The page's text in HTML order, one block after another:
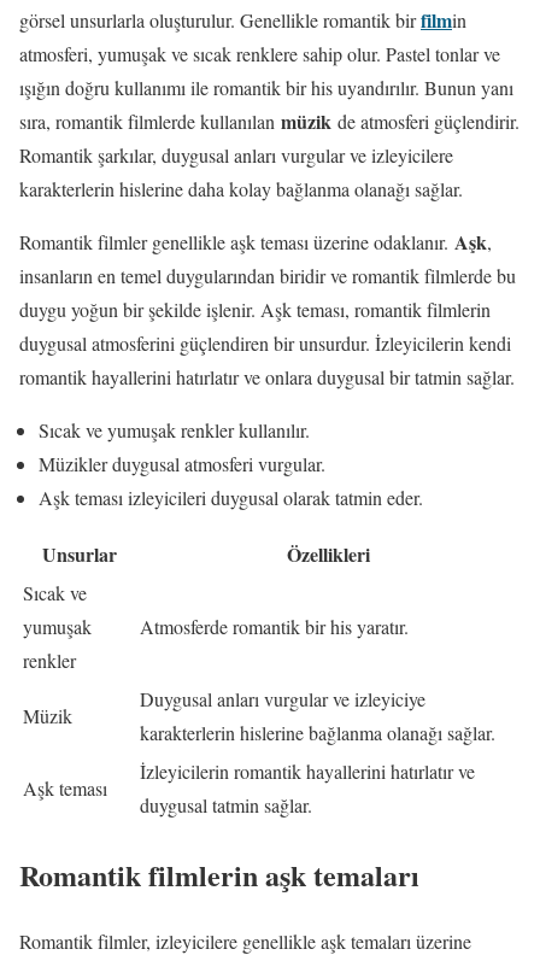
görsel unsurlarla oluşturulur. Genellikle romantik birfilmin
atmosferi, yumuşak ve sıcak renklere sahip olur. Pastel tonlar ve
ışığın doğru kullanımı ile romantik bir his uyandırılır. Bunun yanı
sıra, romantik filmlerde kullanılan müzik de atmosferi güçlendirir.
Romantik şarkılar, duygusal anları vurgular ve izleyicilere
karakterlerin hislerine daha kolay bağlanma olanağı sağlar.
Romantik filmler genellikle aşk teması üzerine odaklanır. Aşk,
insanların en temel duygularından biridir ve romantik filmlerde bu
duygu yoğun bir şekilde işlenir. Aşk teması, romantik filmlerin
duygusal atmosferini güçlendiren bir unsurdur. İzleyicilerin kendi
romantik hayallerini hatırlatır ve onlara duygusal bir tatmin sağlar.
Sıcak ve yumuşak renkler kullanılır.
Müzikler duygusal atmosferi vurgular.
Aşk teması izleyicileri duygusal olarak tatmin eder.
Unsurlar Özellikleri
Sıcak ve
yumuşak
renkler
Atmosferde romantik bir his yaratır.
Müzik
Duygusal anları vurgular ve izleyiciye
karakterlerin hislerine bağlanma olanağı sağlar.
Aşk teması
İzleyicilerin romantik hayallerini hatırlatır ve
duygusal tatmin sağlar.
Romantik filmlerin aşk temaları
Romantik filmler, izleyicilere genellikle aşk temaları üzerine